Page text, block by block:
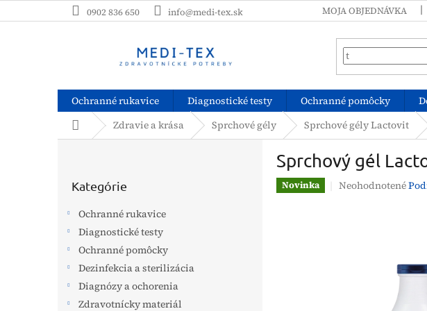
na
0902 836 650 info@medi-tex.sk MOJA OBJEDNÁVKA
Ochranné rukavice Diagnostické testy Ochranné pomôcky
DomovZdravie a krása Sprchové gély Sprchové gély Lactovit
kategórie
Kategórie
Ochranné rukavice
Diagnostické testy
Ochranné pomôcky
Dezinfekcia a sterilizácia
Diagnózy a ochorenia
Zdravotnícky materiál
Sprchový gél
Novinka
Priemerné
Neohodnotené